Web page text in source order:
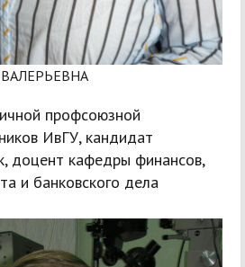
профсоюзной
ИвГУ, кандидат
доцент кафедры финансов,
и банковского дела